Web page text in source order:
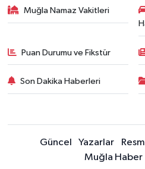
Muğla Namaz Vakitleri
Puan Durumu ve Fikstür
Son Dakika Haberleri
Güncel Yazarlar
Muğla Haber